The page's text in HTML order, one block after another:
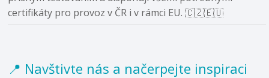
certifikáty pro provoz v ČR i v rámci EU. 🇨🇿🇪🇺
📍 Navštivte nás a načerpejte inspiraci